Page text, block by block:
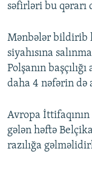
səfirləri bu qərarı
Mənbələr bildirib
siyahısına
Polşanın
daha 4 nəfərin də
Avropa
gələn həftə
razılığa